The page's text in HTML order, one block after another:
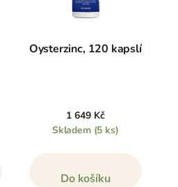
Oysterzinc, 120 kapslí
1 649 Kč
Skladem (5 ks)
Do košíku